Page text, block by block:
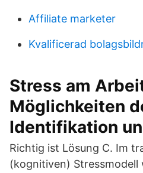
Affiliate marketer
Kvalificerad
Stress am
Möglichkeiten
Identifikation
Richtig ist Lösung C. Im
(kognitiven) Stressmodell